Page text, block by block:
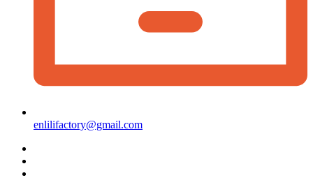
enlilifactory@gmail.com